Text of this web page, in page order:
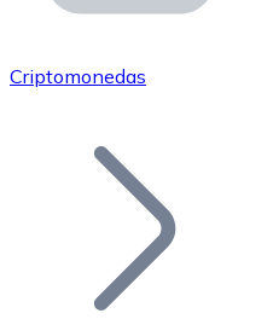
Únete a nuestra red de
Añade tu proyecto a
Criptomonedas